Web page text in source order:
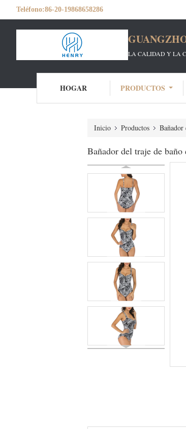
Teléfono:86-20-19868658286
LA CALIDAD Y LA
HOGAR PRODUCTOS
Inicio Productos
Bañador del traje de